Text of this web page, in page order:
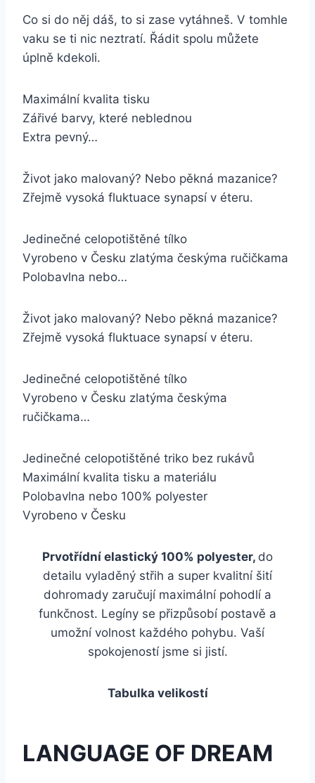
Co si do něj dáš, to si zase vytáhneš. V tomhle
vaku se ti nic neztratí. Řádit spolu můžete
úplně kdekoli.
Maximální kvalita tisku
Zářivé barvy, které neblednou
Extra pevný…
Život jako malovaný? Nebo pěkná mazanice?
Zřejmě vysoká fluktuace synapsí v éteru.
Jedinečné celopotištěné tílko
Vyrobeno v Česku zlatýma českýma ručičkama
Polobavlna nebo…
Život jako malovaný? Nebo pěkná mazanice?
Zřejmě vysoká fluktuace synapsí v éteru.
Jedinečné celopotištěné tílko
Vyrobeno v Česku zlatýma českýma
ručičkama…
Jedinečné celopotištěné triko bez rukávů
Maximální kvalita tisku a materiálu
Polobavlna nebo 100% polyester
Vyrobeno v Česku
Prvotřídní elastický 100% polyester, do
detailu vyladěný střih a super kvalitní šití
dohromady zaručují maximální pohodlí a
funkčnost. Legíny se přizpůsobí postavě a
umožní volnost každého pohybu. Vaší
spokojeností jsme si jistí.
Tabulka velikostí
LANGUAGE OF DREAM